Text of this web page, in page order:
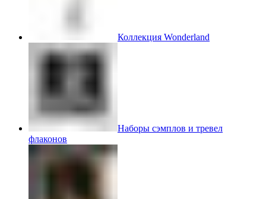
Коллекция Wonderland
Наборы сэмплов и тревел
флаконов